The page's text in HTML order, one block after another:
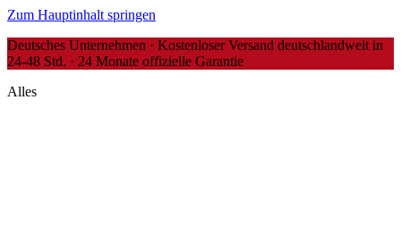
Zum Hauptinhalt springen
Deutsches Unternehmen · Kostenloser Versand deutschlandweit in
24-48 Std. · 24 Monate offizielle Garantie
Alles